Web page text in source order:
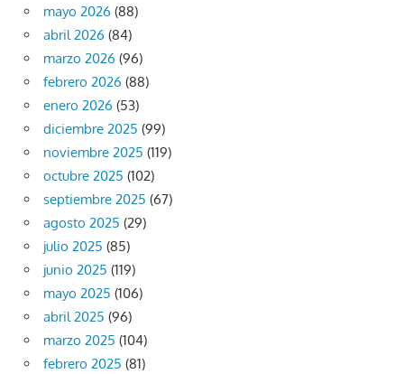
mayo 2026 (88)
abril 2026 (84)
marzo 2026 (96)
febrero 2026 (88)
enero 2026 (53)
diciembre 2025 (99)
noviembre 2025 (119)
octubre 2025 (102)
septiembre 2025 (67)
agosto 2025 (29)
julio 2025 (85)
junio 2025 (119)
mayo 2025 (106)
abril 2025 (96)
marzo 2025 (104)
febrero 2025 (81)